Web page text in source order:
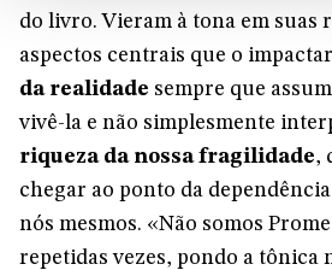
do livro. Vieram à tona em suas
aspectos centrais que o
da realidade sempre que
vivê-la e não simplesmente
riqueza da nossa fragilidade,
chegar ao ponto da
nós mesmos. «Não somos
repetidas vezes, pondo a tônica